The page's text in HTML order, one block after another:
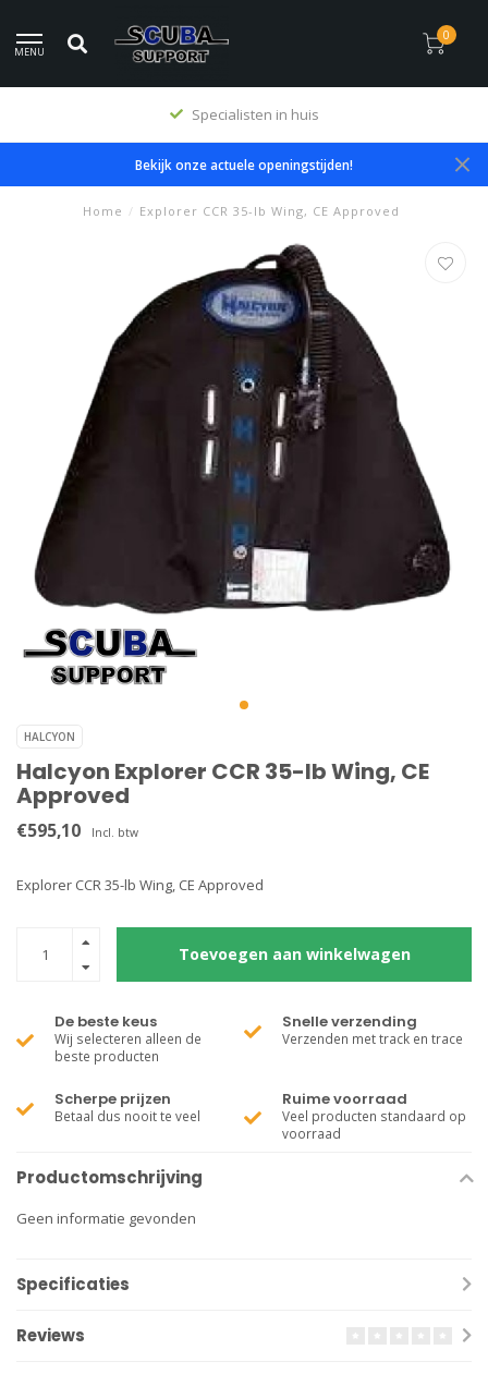
MENU
0
Specialisten in huis
Bekijk onze actuele openingstijden!
Home / Explorer CCR 35-lb Wing, CE Approved
HALCYON
Halcyon Explorer CCR 35-lb Wing, CE
Approved
€595,10 Incl. btw
Explorer CCR 35-lb Wing, CE Approved
Toevoegen aan winkelwagen
De beste keus
Wij selecteren alleen de
beste producten
Snelle verzending
Verzenden met track en trace
Scherpe prijzen
Betaal dus nooit te veel
Ruime voorraad
Veel producten standaard op
voorraad
Productomschrijving
Geen informatie gevonden
Specificaties
Reviews